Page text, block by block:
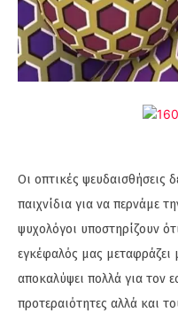
Οι οπτικές ψευδαισθήσεις
παιχνίδια για να περνάμε
ψυχολόγοι υποστηρίζουν
εγκέφαλός μας μεταφράζει
αποκαλύψει πολλά για τον
προτεραιότητες αλλά και